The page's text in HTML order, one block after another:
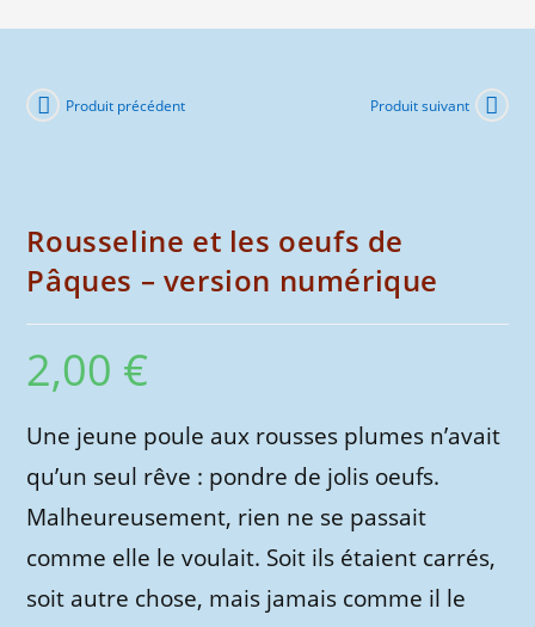
Produit précédent Produit suivant
Rousseline et les oeufs de
Pâques – version numérique
2,00 €
Une jeune poule aux rousses plumes n’avait
qu’un seul rêve : pondre de jolis oeufs.
Malheureusement, rien ne se passait
comme elle le voulait. Soit ils étaient carrés,
soit autre chose, mais jamais comme il le